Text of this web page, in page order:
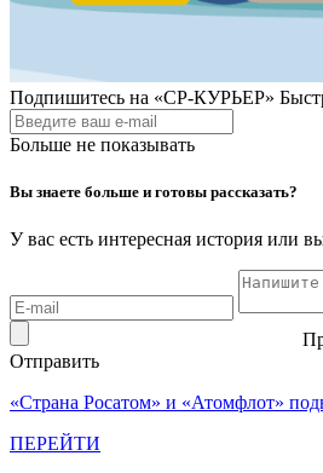
Подпишитесь на «СР-КУРЬЕР»
Больше не показывать
Вы знаете больше и готовы рассказать?
У вас есть интересная история
Отправить
«Страна Росатом» и «Атомфлот»
ПЕРЕЙТИ